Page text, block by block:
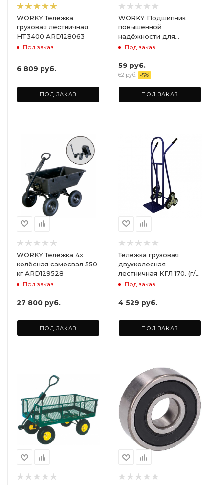
WORKY Тележка
грузовая лестничная
HT3400 ARD128063
Под заказ
6 809 руб.
ПОД ЗАКАЗ
WORKY Подшипник
повышенной
надёжности для
садовых и
35/20 ARD245826
Под заказ
59 руб.
62руб. -5%
ПОД ЗАКАЗ
WORKY Тележка 4х
колёсная самосвал 550
кг ARD129528
Под заказ
27 800 руб.
ПОД ЗАКАЗ
Тележка грузовая
двухколесная
лестничная КГЛ 170. (г/п
170 кг), без колёс
Под заказ
4 529 руб.
ПОД ЗАКАЗ